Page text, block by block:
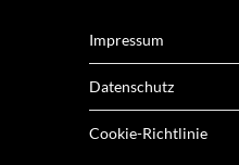
Impressum
Datenschutz
Cookie-Richtlinie